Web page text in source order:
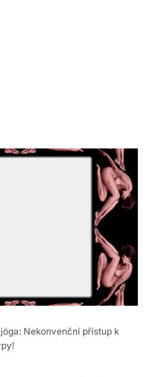
Nekonvenční přístup k